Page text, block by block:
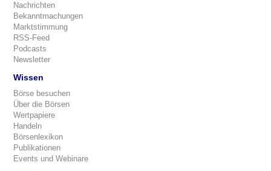
Nachrichten
Bekanntmachungen
Marktstimmung
RSS-Feed
Podcasts
Newsletter
Wissen
Börse besuchen
Über die Börsen
Wertpapiere
Handeln
Börsenlexikon
Publikationen
Events und Webinare